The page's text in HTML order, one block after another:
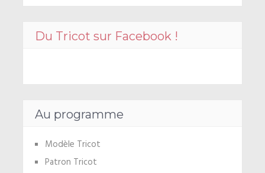
Du Tricot sur Facebook !
Au programme
Modèle Tricot
Patron Tricot